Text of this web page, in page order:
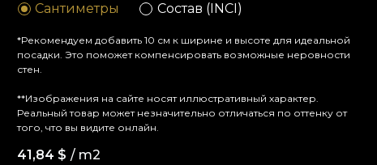
Сантиметры Состав (INCI)
*Рекомендуем добавить 10 см к ширине и высоте для идеальной
посадки. Это поможет компенсировать возможные неровности
стен.
**Изображения на сайте носят иллюстративный характер.
Реальный товар может незначительно отличаться по оттенку от
того, что вы видите онлайн.
41,84 $ / m2